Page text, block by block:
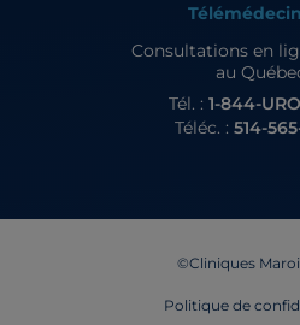
Consultations en
au
Tél. : 1-844-
Téléc. : 514-
©Cliniques
Politique de